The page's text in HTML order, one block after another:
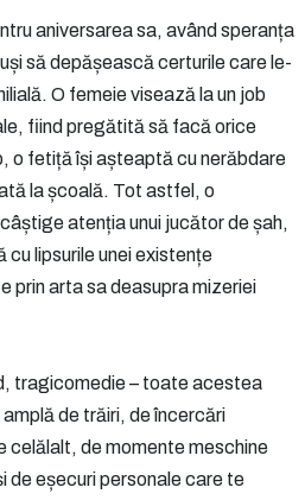
aniversarea sa, având speranța
să depășească certurile care le-
O femeie visează la un job
fiind pregătită să facă orice
o fetiță își așteaptă cu nerăbdare
la școală. Tot astfel, o
atenția unui jucător de șah,
cu lipsurile unei existențe
prin arta sa deasupra mizeriei
tragicomedie – toate acestea
de trăiri, de încercări
celălalt, de momente meschine
de eșecuri personale care te